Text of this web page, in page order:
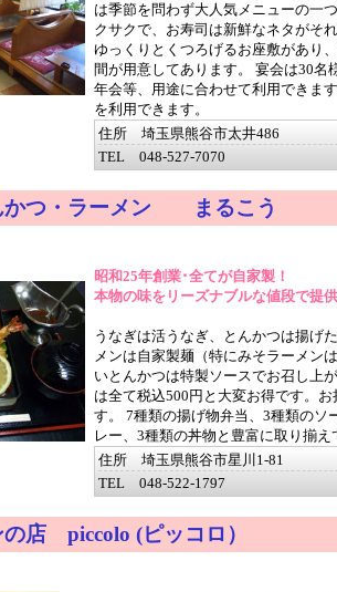
は季節を問わず大人気メニューの一
クサクで、お寿司は新鮮なネタがそ
ゆっくりとくつろげるお座敷があり
間が用意してあります。 宴会は30名
年会等、用途に合わせて利用できま
を利用できます。
住所 埼玉県熊谷市太井486
TEL 048-527-7070
かつ・ラーメン まるこう
昭和25年創業･全てが自家製！
本物の味をリーズナブルな値段で提
うなぎは活うなぎ、とんかつは揚げ
メンは自家製麺（特にみそラーメン
いとんかつは特製ソースでお召し上
は全て税込500円と大変お得です。
す。 7種類の揚げ物弁当、3種類のソ
レー、3種類の丼物と豊富に取り揃え
住所 埼玉県熊谷市星川1-81
TEL 048-522-1797
店 piccolo (ピッコロ）